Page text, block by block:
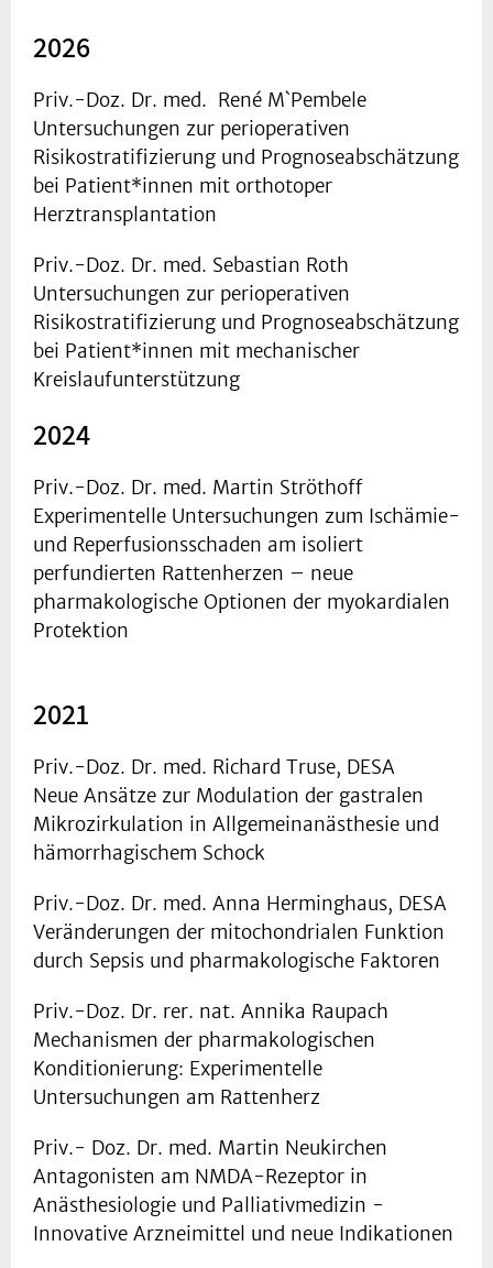
2026
Priv.-Doz. Dr. med. René M`Pembele
Untersuchungen zur perioperativen
Risikostratifizierung und Prognoseabschätzung
bei Patient*innen mit orthotoper
Herztransplantation
Priv.-Doz. Dr. med. Sebastian Roth
Untersuchungen zur perioperativen
Risikostratifizierung und Prognoseabschätzung
bei Patient*innen mit mechanischer
Kreislaufunterstützung
2024
Priv.-Doz. Dr. med. Martin Ströthoff
Experimentelle Untersuchungen zum Ischämie-
und Reperfusionsschaden am isoliert
perfundierten Rattenherzen – neue
pharmakologische Optionen der myokardialen
Protektion
2021
Priv.-Doz. Dr. med. Richard Truse, DESA
Neue Ansätze zur Modulation der gastralen
Mikrozirkulation in Allgemeinanästhesie und
hämorrhagischem Schock
Priv.-Doz. Dr. med. Anna Herminghaus, DESA
Veränderungen der mitochondrialen Funktion
durch Sepsis und pharmakologische Faktoren
Priv.-Doz. Dr. rer. nat. Annika Raupach
Mechanismen der pharmakologischen
Konditionierung: Experimentelle
Untersuchungen am Rattenherz
Priv.- Doz. Dr. med. Martin Neukirchen
Antagonisten am NMDA-Rezeptor in
Anästhesiologie und Palliativmedizin -
Innovative Arzneimittel und neue Indikationen